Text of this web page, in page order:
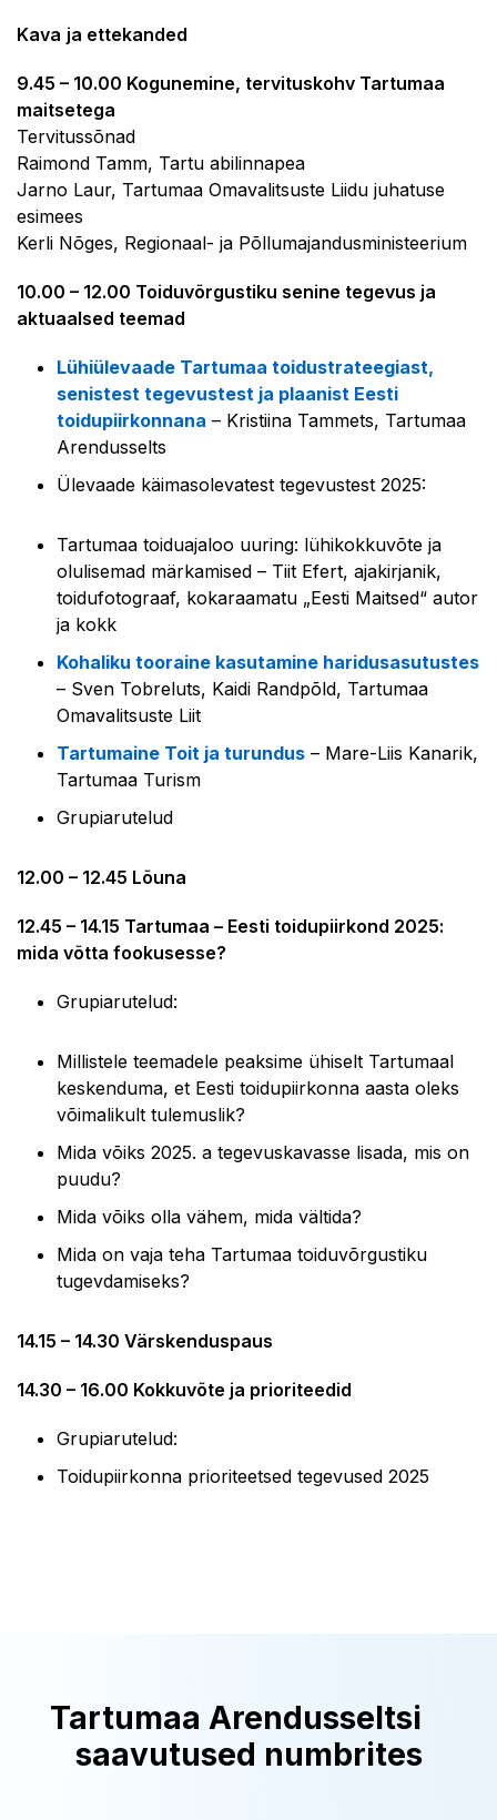
Kava ja ettekanded
9.45 – 10.00 Kogunemine, tervituskohv Tartumaa
maitsetega
Tervitussõnad
Raimond Tamm, Tartu abilinnapea
Jarno Laur, Tartumaa Omavalitsuste Liidu juhatuse
esimees
Kerli Nõges, Regionaal- ja Põllumajandusministeerium
10.00 – 12.00 Toiduvõrgustiku senine tegevus ja
aktuaalsed teemad
Lühiülevaade Tartumaa toidustrateegiast,
senistest tegevustest ja plaanist Eesti
toidupiirkonnana – Kristiina Tammets, Tartumaa
Arendusselts
Ülevaade käimasolevatest tegevustest 2025:
Tartumaa toiduajaloo uuring: lühikokkuvõte ja
olulisemad märkamised – Tiit Efert, ajakirjanik,
toidufotograaf, kokaraamatu „Eesti Maitsed“ autor
ja kokk
Kohaliku tooraine kasutamine haridusasutustes
– Sven Tobreluts, Kaidi Randpõld, Tartumaa
Omavalitsuste Liit
Tartumaine Toit ja turundus – Mare-Liis Kanarik,
Tartumaa Turism
Grupiarutelud
12.00 – 12.45 Lõuna
12.45 – 14.15 Tartumaa – Eesti toidupiirkond 2025:
mida võtta fookusesse?
Grupiarutelud:
Millistele teemadele peaksime ühiselt Tartumaal
keskenduma, et Eesti toidupiirkonna aasta oleks
võimalikult tulemuslik?
Mida võiks 2025. a tegevuskavasse lisada, mis on
puudu?
Mida võiks olla vähem, mida vältida?
Mida on vaja teha Tartumaa toiduvõrgustiku
tugevdamiseks?
14.15 – 14.30 Värskenduspaus
14.30 – 16.00 Kokkuvõte ja prioriteedid
Grupiarutelud:
Toidupiirkonna prioriteetsed tegevused 2025
Tartumaa Arendusseltsi
saavutused numbrites